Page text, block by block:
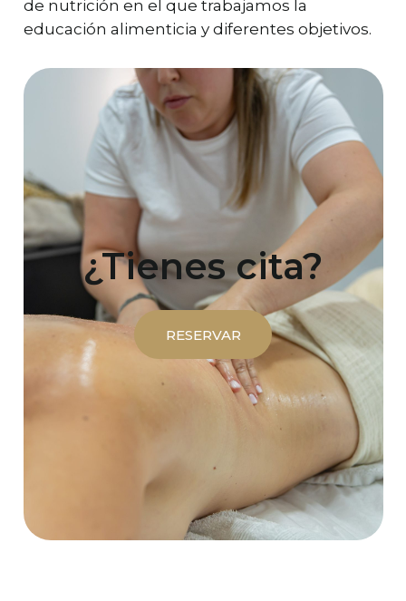
de nutrición en el que trabajamos la
educación alimenticia y diferentes objetivos.
¿Tienes cita?
RESERVAR